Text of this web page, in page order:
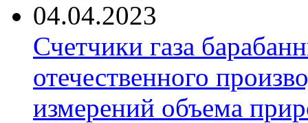
04.04.2023
Счетчики газа
отечественного
измерений объема